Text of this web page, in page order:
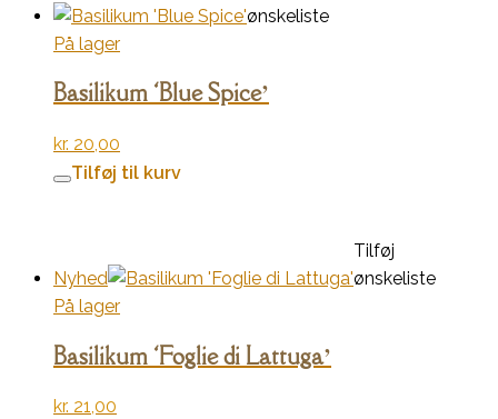
ønskeliste
På lager
Basilikum ‘Blue Spice’
kr. 20,00
Tilføj til kurv
Nyhed
Tilføj
ønskeliste
På lager
Basilikum ‘Foglie di Lattuga’
kr. 21,00